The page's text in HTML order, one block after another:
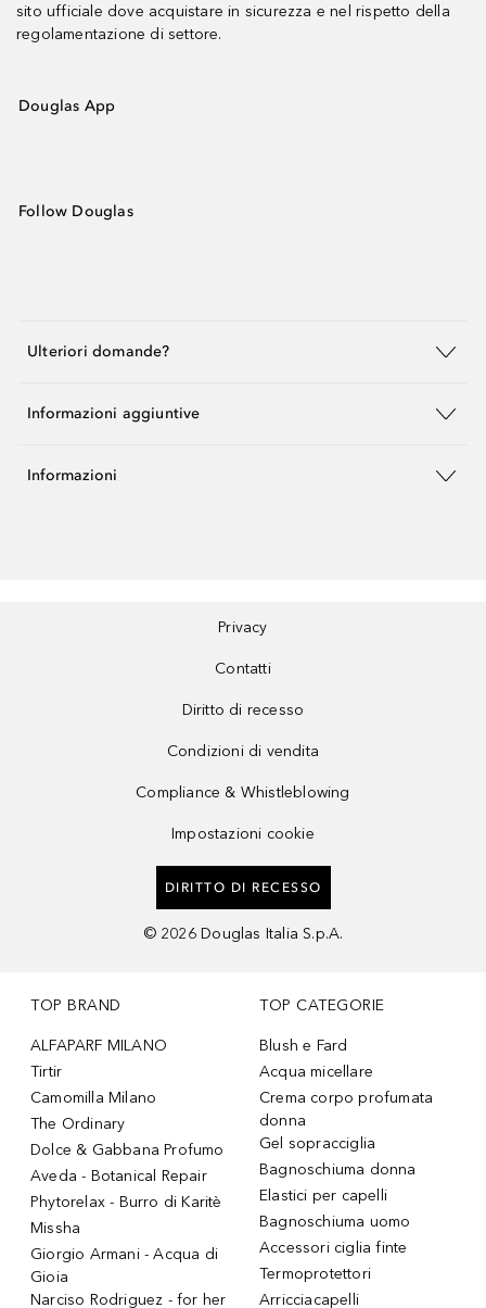
sito ufficiale dove acquistare in sicurezza e nel rispetto della
regolamentazione di settore.
Douglas App
Follow Douglas
Ulteriori domande?
Informazioni aggiuntive
Informazioni
Privacy
Contatti
Diritto di recesso
Condizioni di vendita
Compliance & Whistleblowing
Impostazioni cookie
DIRITTO DI RECESSO
© 2026 Douglas Italia S.p.A.
TOP BRAND
ALFAPARF MILANO
Tirtir
Camomilla Milano
The Ordinary
Dolce & Gabbana Profumo
Aveda - Botanical Repair
Phytorelax - Burro di Karitè
Missha
Giorgio Armani - Acqua di
Gioia
Narciso Rodriguez - for her
TOP CATEGORIE
Blush e Fard
Acqua micellare
Crema corpo profumata
donna
Gel sopracciglia
Bagnoschiuma donna
Elastici per capelli
Bagnoschiuma uomo
Accessori ciglia finte
Termoprotettori
Arricciacapelli